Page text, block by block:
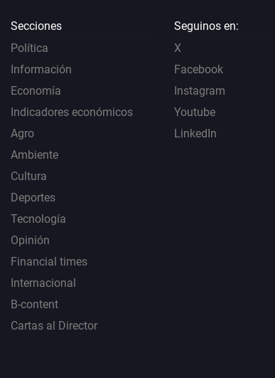
Secciones
Política
Información
Economía
Indicadores económicos
Agro
Ambiente
Cultura
Deportes
Tecnología
Opinión
Financial times
Internacional
B-content
Cartas al Director
Seguinos en:
X
Facebook
Instagram
Youtube
LinkedIn